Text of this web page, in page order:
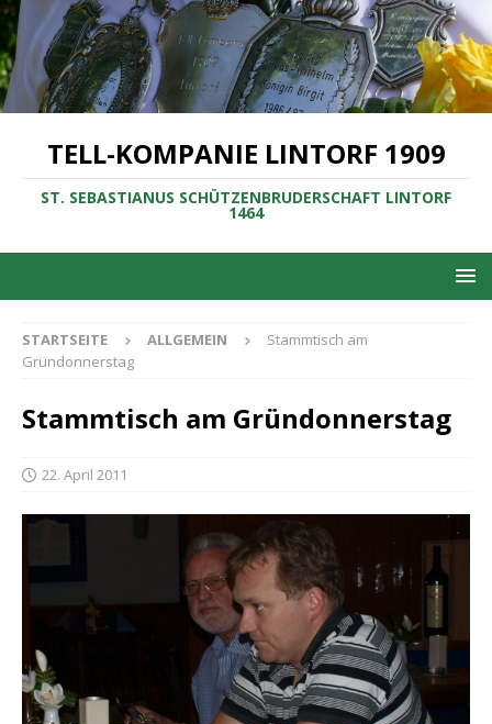
TELL-KOMPANIE LINTORF 1909
ST. SEBASTIANUS SCHÜTZENBRUDERSCHAFT LINTORF
1464
STARTSEITE ALLGEMEIN
Stammtisch am
Gründonnerstag
Stammtisch am Gründonnerstag
22. April 2011